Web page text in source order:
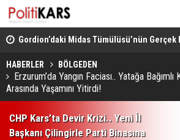
Gordion’daki Midas Tümülüsü’nün Gerçek
Bin 200 Yıllık Mezar Günümüze Ulaştı!
HABERLER BÖLGEDEN
Erzurum’da Yangın Faciası.. Yatağa Bağımlı
Arasında Yaşamını Yitirdi!
CHP Kars’ta Devir Krizi.. Yeni İl
Başkanı Çilingirle Parti Binasına